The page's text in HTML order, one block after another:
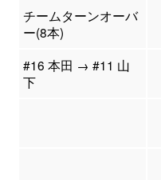
チームターンオーバ
ー(8本)
#16 本田 → #11 山
下